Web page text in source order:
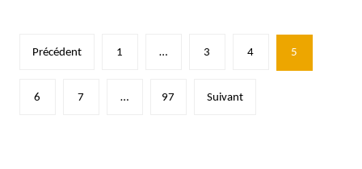
Pagination
publications
Précédent 1 … 3 4 5
6 7 … 97 Suivant